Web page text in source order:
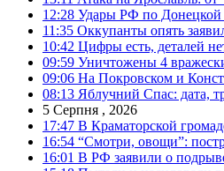
12:28 Удары РФ по Донецкой
11:35 Оккупанты опять
10:42 Цифры есть, деталей
09:59 Уничтожены 4
09:06 На Покровском и
08:13 Яблучний Спас: дата,
5 Серпня , 2026
17:47 В Краматорской
16:54 “Смотри, овощи”:
16:01 В РФ заявили о